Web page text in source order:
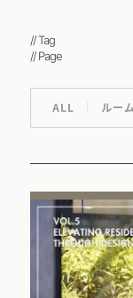
// Tag
// Page
ALL ルー